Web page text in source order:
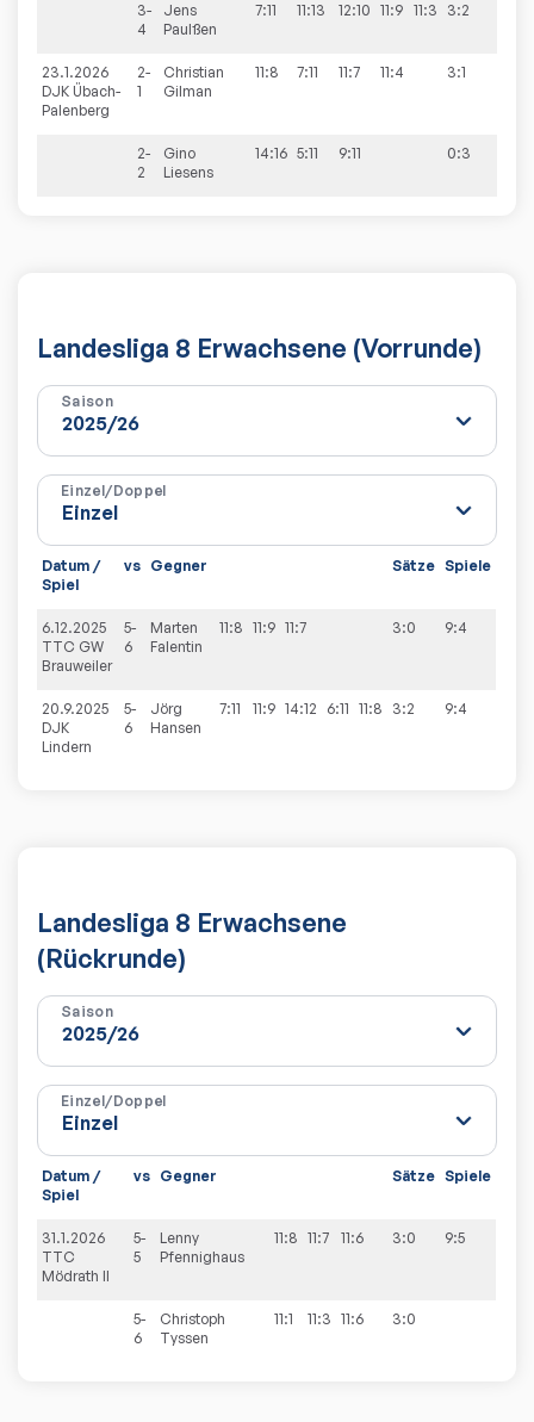
3-
4
Jens
Paulßen
7:11 11:13 12:10 11:9 11:3 3:2
23.1.2026
DJK Übach-
Palenberg
2-
1
Christian
Gilman
11:8 7:11 11:7 11:4 3:1
2-
2
Gino
Liesens
14:16 5:11 9:11 0:3
Landesliga 8 Erwachsene (Vorrunde)
Saison
Einzel/Doppel
Datum /
Spiel
vs Gegner Sätze Spiele
6.12.2025
TTC GW
Brauweiler
5-
6
Marten
Falentin
11:8 11:9 11:7 3:0 9:4
20.9.2025
DJK
Lindern
5-
6
Jörg
Hansen
7:11 11:9 14:12 6:11 11:8 3:2 9:4
Landesliga 8 Erwachsene
(Rückrunde)
Saison
Einzel/Doppel
Datum /
Spiel
vs Gegner Sätze Spiele
31.1.2026
TTC
Mödrath II
5-
5
Lenny
Pfennighaus
11:8 11:7 11:6 3:0 9:5
5-
6
Christoph
Tyssen
11:1 11:3 11:6 3:0